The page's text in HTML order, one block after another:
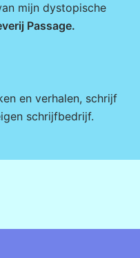
mijn dystopische
Passage.
en verhalen, schrijf
schrijfbedrijf.